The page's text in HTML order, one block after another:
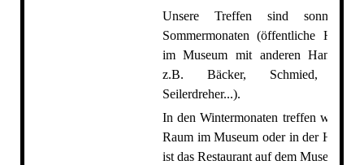
Unsere Treffen sind
Sommermonaten (öffentliche
im Museum mit anderen
z.B. Bäcker, Schmied,
Seilerdreher...).
In den Wintermonaten treffen wir uns
Raum im Museum oder in der
ist das Restaurant auf dem